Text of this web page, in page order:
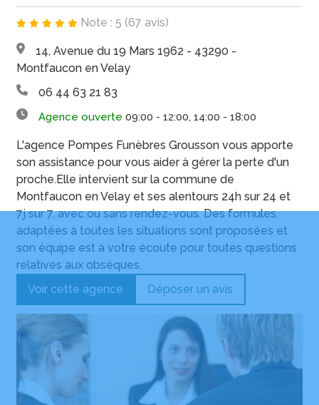
Note : 5 (67 avis)
14, Avenue du 19 Mars 1962 - 43290 -
Montfaucon en Velay
06 44 63 21 83
Agence ouverte 09:00 - 12:00, 14:00 - 18:00
L'agence Pompes Funèbres Grousson vous apporte
son assistance pour vous aider à gérer la perte d'un
proche.Elle intervient sur la commune de
Montfaucon en Velay et ses alentours 24h sur 24 et
7j sur 7, avec ou sans rendez-vous. Des formules
adaptées à toutes les situations sont proposées et
son équipe est à votre écoute pour toutes questions
relatives aux obsèques.
Voir cette agence
Déposer un avis